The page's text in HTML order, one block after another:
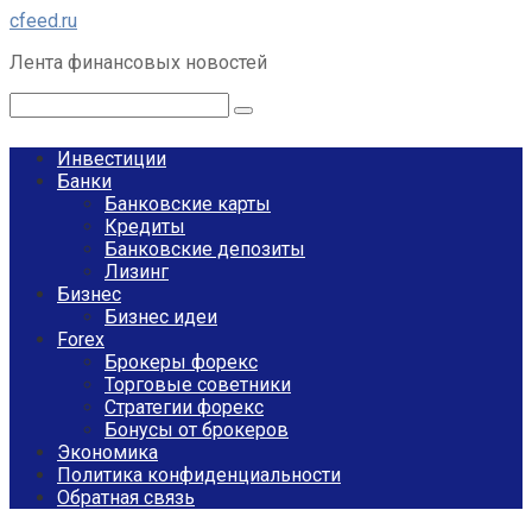
Перейти
контенту
cfeed.ru
Лента финансовых новостей
Инвестиции
Банки
Банковские карты
Кредиты
Банковские депозиты
Лизинг
Бизнес
Бизнес идеи
Forex
Брокеры форекс
Торговые советники
Стратегии форекс
Бонусы от брокеров
Экономика
Политика конфиденциальности
Обратная связь